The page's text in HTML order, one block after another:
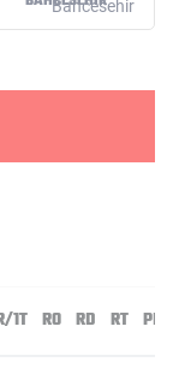
1T RO RD RT PD